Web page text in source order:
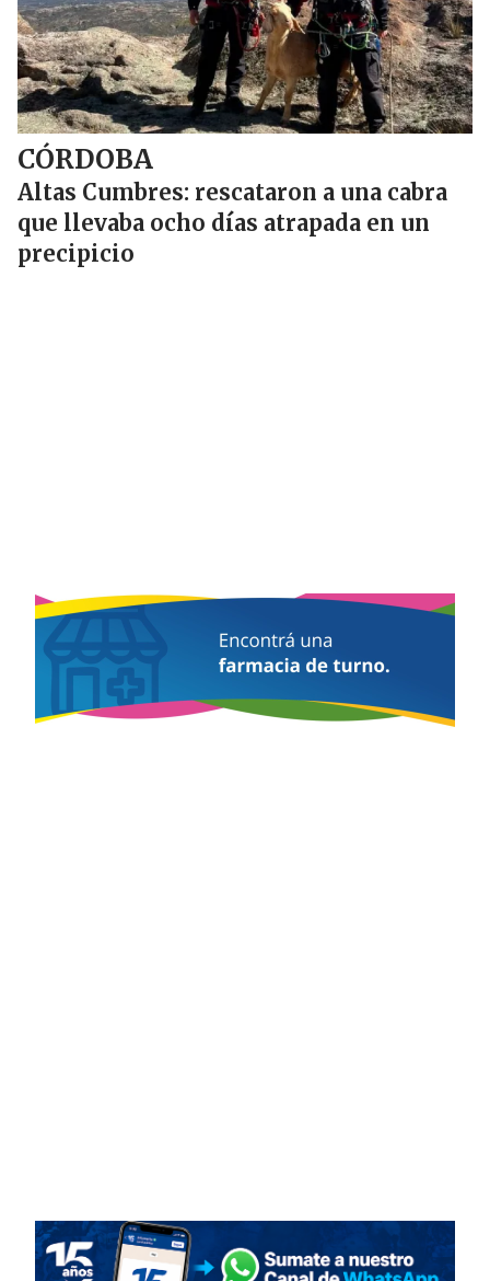
CÓRDOBA
Altas Cumbres: rescataron a una cabra
que llevaba ocho días atrapada en un
precipicio